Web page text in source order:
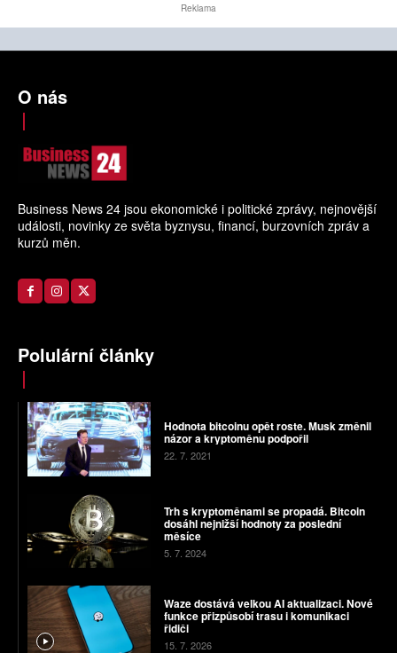
Reklama
O nás
Business News 24 jsou ekonomické i politické zprávy, nejnovější
události, novinky ze světa byznysu, financí, burzovních zpráv a
kurzů měn.
Polulární články
Hodnota bitcoinu opět roste. Musk změnil
názor a kryptoměnu podpořil
22. 7. 2021
Trh s kryptoměnami se propadá. Bitcoin
dosáhl nejnižší hodnoty za poslední
měsíce
5. 7. 2024
Waze dostává velkou AI aktualizaci. Nové
funkce přizpůsobí trasu i komunikaci
řidiči
15. 7. 2026